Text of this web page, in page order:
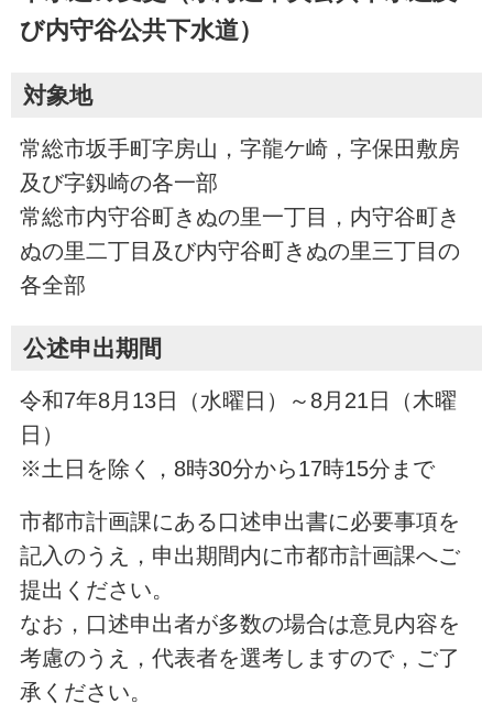
び内守谷公共下水道）
対象地
常総市坂手町字房山，字龍ケ崎，字保田敷房
及び字釼崎の各一部
常総市内守谷町きぬの里一丁目，内守谷町き
ぬの里二丁目及び内守谷町きぬの里三丁目の
各全部
公述申出期間
令和7年8月13日（水曜日）～8月21日（木曜
日）
※土日を除く，8時30分から17時15分まで
市都市計画課にある口述申出書に必要事項を
記入のうえ，申出期間内に市都市計画課へご
提出ください。
なお，口述申出者が多数の場合は意見内容を
考慮のうえ，代表者を選考しますので，ご了
承ください。